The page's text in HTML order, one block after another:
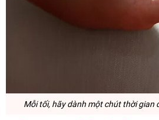
Mỗi tối, hãy dành một chút thời gian